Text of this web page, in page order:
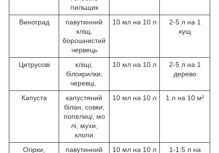
пильщик
Виноград
павутинний
кліщ,
борошнистий
червець
10 мл на 10 л
2-5 л на 1
кущ
Цитрусові
кліщі,
білокрилки,
черевці,
10 мл на 10 л
2-5 л на 1
дерево
Капуста
капустяний
білан, совки,
попелиці, мо
лі, мухи,
клопи
10 мл на 10 л 1 л на 10 м²
Огірки,
павутинний
10 мл на 10 л
1-1.5 л на